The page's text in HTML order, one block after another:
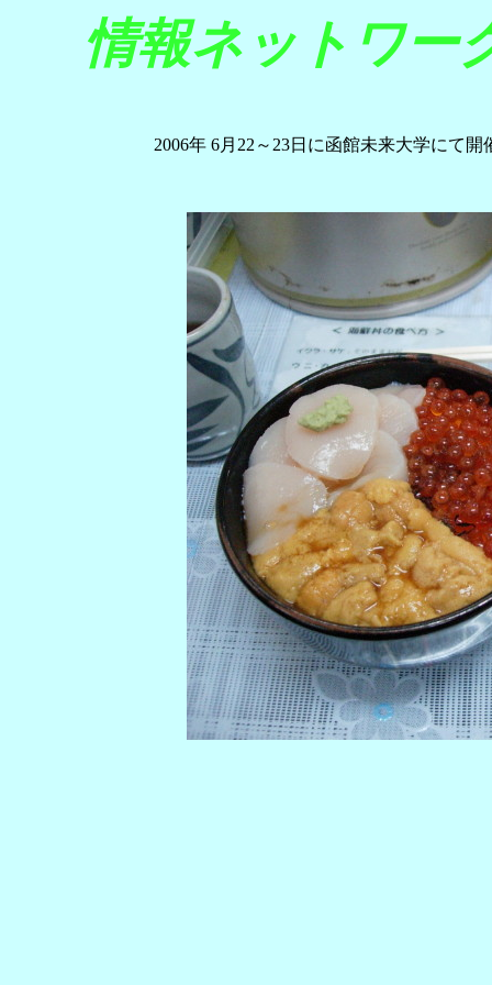
情報ネットワー
2006年 6月22～23日に函館未来大学にて